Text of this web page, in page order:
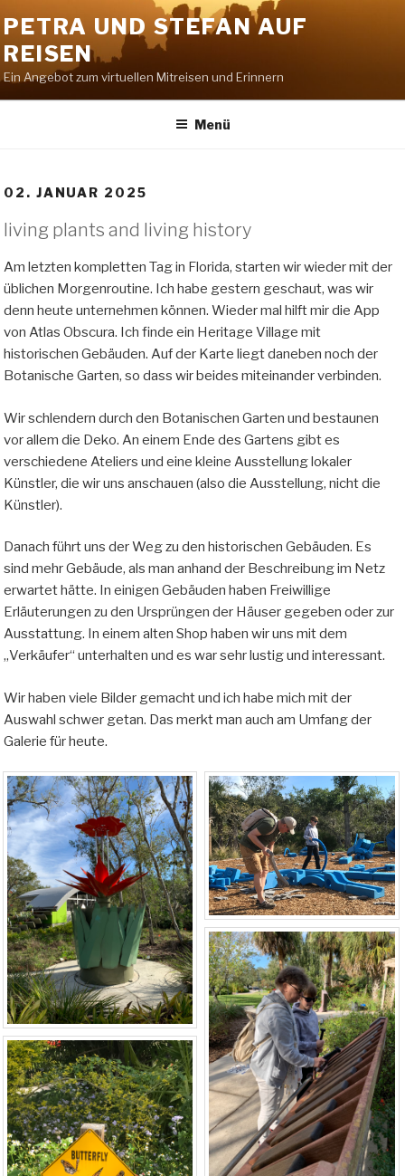
Inhalt
springen
PETRA UND STEFAN AUF
REISEN
Ein Angebot zum virtuellen Mitreisen und Erinnern
Menü
02. JANUAR 2025
living plants and living history
Am letzten kompletten Tag in Florida, starten wir wieder mit der
üblichen Morgenroutine. Ich habe gestern geschaut, was wir
denn heute unternehmen können. Wieder mal hilft mir die App
von Atlas Obscura. Ich finde ein Heritage Village mit
historischen Gebäuden. Auf der Karte liegt daneben noch der
Botanische Garten, so dass wir beides miteinander verbinden.
Wir schlendern durch den Botanischen Garten und bestaunen
vor allem die Deko. An einem Ende des Gartens gibt es
verschiedene Ateliers und eine kleine Ausstellung lokaler
Künstler, die wir uns anschauen (also die Ausstellung, nicht die
Künstler).
Danach führt uns der Weg zu den historischen Gebäuden. Es
sind mehr Gebäude, als man anhand der Beschreibung im Netz
erwartet hätte. In einigen Gebäuden haben Freiwillige
Erläuterungen zu den Ursprüngen der Häuser gegeben oder zur
Ausstattung. In einem alten Shop haben wir uns mit dem
„Verkäufer“ unterhalten und es war sehr lustig und interessant.
Wir haben viele Bilder gemacht und ich habe mich mit der
Auswahl schwer getan. Das merkt man auch am Umfang der
Galerie für heute.